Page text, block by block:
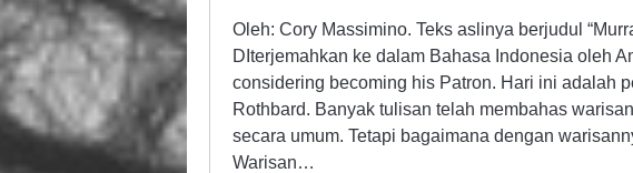
Oleh: Cory Massimino. Teks aslinya berjudul
DIterjemahkan ke dalam Bahasa Indonesia oleh
considering becoming his Patron. Hari ini adalah
Rothbard. Banyak tulisan telah membahas
secara umum. Tetapi bagaimana dengan
Warisan…